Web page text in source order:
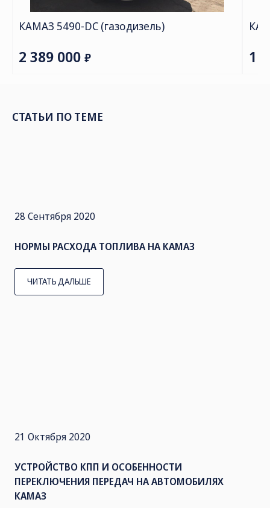
СТАТЬИ ПО ТЕМЕ
28 Сентября 2020
НОРМЫ РАСХОДА ТОПЛИВА НА КАМАЗ
ЧИТАТЬ ДАЛЬШЕ
21 Октября 2020
УСТРОЙСТВО КПП И ОСОБЕННОСТИ
ПЕРЕКЛЮЧЕНИЯ ПЕРЕДАЧ НА АВТОМОБИЛЯХ
КАМАЗ